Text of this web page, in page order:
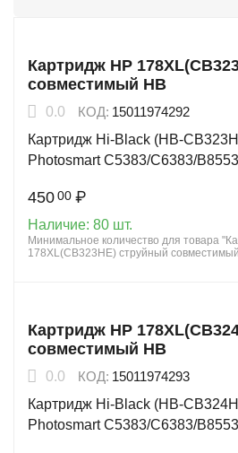
Картридж HP
совместимый HB
0.0 КОД: 15011974292
Картридж Hi-Black (HB-
Photosmart C5383/C6383/
450 00 ₽
Наличие: 80 шт.
Минимальное количество для товара
178XL(CB323HE) струйный
Картридж HP
совместимый HB
0.0 КОД: 15011974293
Картридж Hi-Black (HB-
Photosmart C5383/C6383/